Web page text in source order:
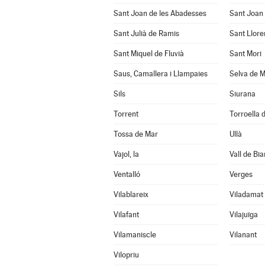
Sant Joan de les Abadesses Sant Joan
Sant Julià de Ramis Sant
Sant Miquel de Fluvià Sant Mori
Saus, Camallera i Llampaies Selva de
Sils Siurana
Torrent Torroella
Tossa de Mar Ullà
Vajol, la Vall de
Ventalló Verges
Vilablareix Viladamat
Vilafant Vilajuïga
Vilamaniscle Vilanant
Vilopriu